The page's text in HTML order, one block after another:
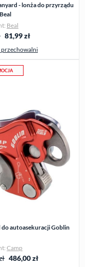
- lonża do przyrządu
Beal
81,99zł
przechowalni
do autoasekuracji Goblin
Camp
486,00zł